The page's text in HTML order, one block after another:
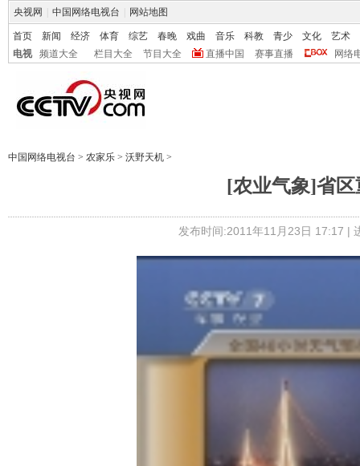
央视网 中国网络电视台 网站地图
首页 新闻 经济 体育 综艺 春晚 戏曲 音乐 科教 青少 文化
艺术
电视
频道大全 栏目大全 节目大全 直播中国 赛事直播 网络
中国网络电视台 > 农家乐 > 沃野天机 >
[农业气象]省区
发布时间:2011年11月23日 17:17 |